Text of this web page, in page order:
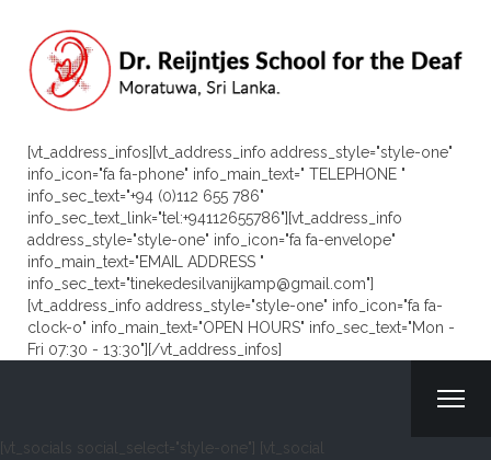
[vt_address_infos][vt_address_info address_style="style-one"
info_icon="fa fa-phone" info_main_text=" TELEPHONE "
info_sec_text="+94 (0)112 655 786"
info_sec_text_link="tel:+94112655786"][vt_address_info
address_style="style-one" info_icon="fa fa-envelope"
info_main_text="EMAIL ADDRESS "
info_sec_text="tinekedesilvanijkamp@gmail.com"]
[vt_address_info address_style="style-one" info_icon="fa fa-
clock-o" info_main_text="OPEN HOURS" info_sec_text="Mon -
Fri 07:30 - 13:30"][/vt_address_infos]
[vt_socials social_select="style-one"] [vt_social